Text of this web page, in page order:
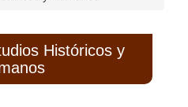
Históricos y